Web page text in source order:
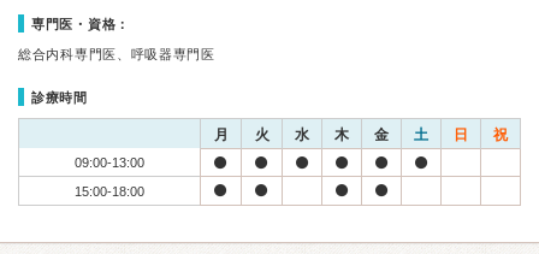
専門医・資格：
総合内科専門医、呼吸器専門医
診療時間
月 火 水 木 金 土 日 祝
09:00-13:00
15:00-18:00